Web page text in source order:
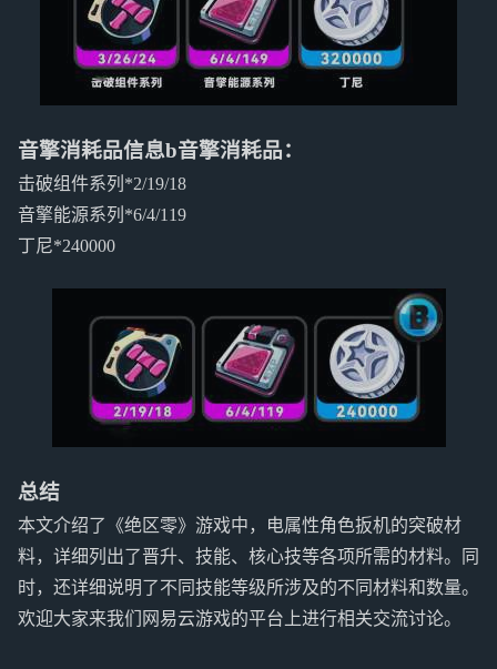
音擎消耗品信息b音擎消耗品：
击破组件系列*2/19/18
音擎能源系列*6/4/119
丁尼*240000
总结
本文介绍了《绝区零》游戏中，电属性角色扳机的突破材
料，详细列出了晋升、技能、核心技等各项所需的材料。同
时，还详细说明了不同技能等级所涉及的不同材料和数量。
欢迎大家来我们网易云游戏的平台上进行相关交流讨论。